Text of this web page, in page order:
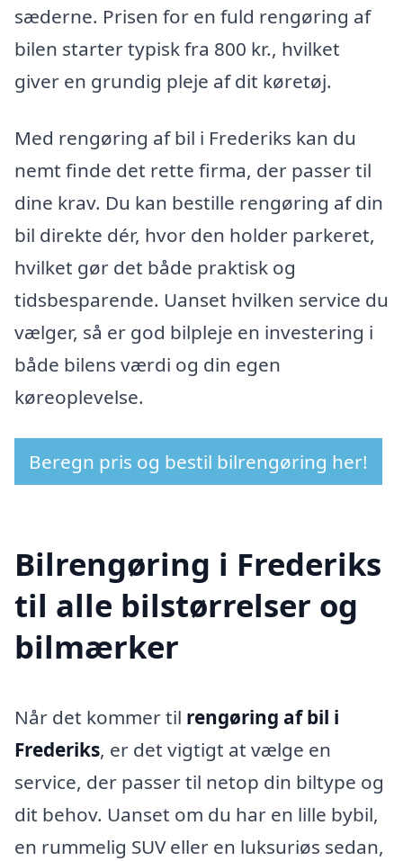
sæderne. Prisen for en fuld rengøring af
bilen starter typisk fra 800 kr., hvilket
giver en grundig pleje af dit køretøj.
Med rengøring af bil i Frederiks kan du
nemt finde det rette firma, der passer til
dine krav. Du kan bestille rengøring af din
bil direkte dér, hvor den holder parkeret,
hvilket gør det både praktisk og
tidsbesparende. Uanset hvilken service du
vælger, så er god bilpleje en investering i
både bilens værdi og din egen
køreoplevelse.
Beregn pris og bestil bilrengøring her!
Bilrengøring i Frederiks
til alle bilstørrelser og
bilmærker
Når det kommer til rengøring af bil i
Frederiks, er det vigtigt at vælge en
service, der passer til netop din biltype og
dit behov. Uanset om du har en lille bybil,
en rummelig SUV eller en luksuriøs sedan,